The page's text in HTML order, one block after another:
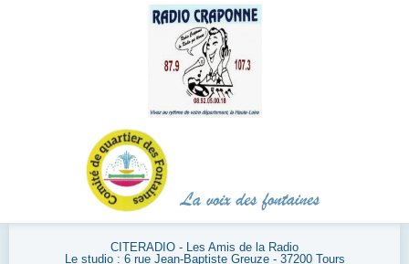
CITERADIO - Les Amis de la Radio
Le studio : 6 rue Jean-Baptiste Greuze - 37200 Tours